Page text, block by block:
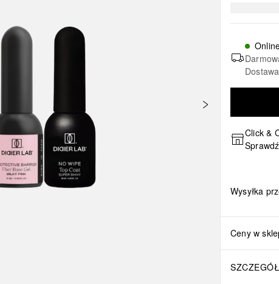
Click &
Wysyłka
Ceny w